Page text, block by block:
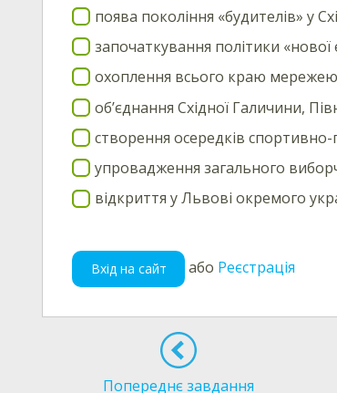
поява покоління «будителів» у
започаткування політики
охоплення всього краю мережею
об’єднання Східної Галичини,
створення осередків
упровадження загального
відкриття у Львові окремого
Вхід на сайт або Реєстрація
Попереднє завдання